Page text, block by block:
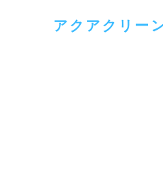
アクアクリー